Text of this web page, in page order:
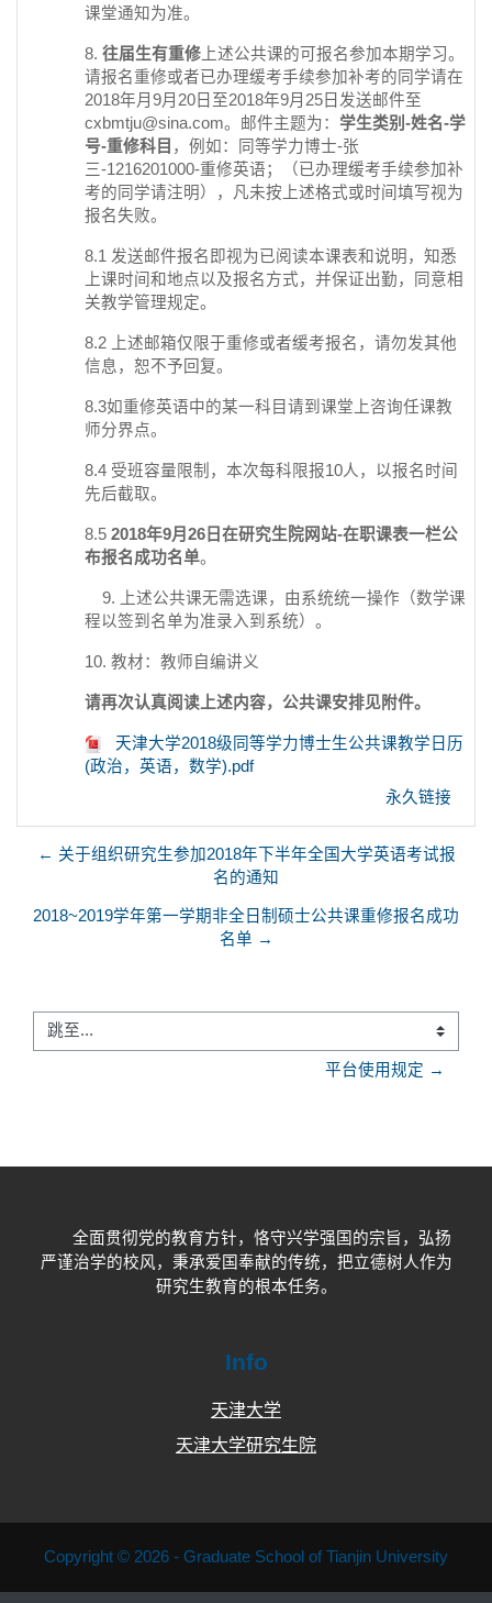
课堂通知为准。
8. 往届生有重修 上述公共课的可报名参加本期学习。
请报名重修或者已办理缓考手续参加补考的同学请在
2018年月9月20日至2018年9月25日发送邮件至
cxbmtju@sina.com。邮件主题为： 学生类别-姓名-学
号-重修科目 ，例如：同等学力博士-张
三-1216201000-重修英语；（已办理缓考手续参加补
考的同学请注明），凡未按上述格式或时间填写视为
报名失败。
8.1 发送邮件报名即视为已阅读本课表和说明，知悉
上课时间和地点以及报名方式，并保证出勤，同意相
关教学管理规定。
8.2 上述邮箱仅限于重修或者缓考报名，请勿发其他
信息，恕不予回复。
8.3如重修英语中的某一科目请到课堂上咨询任课教
师分界点。
8.4 受班容量限制，本次每科限报10人，以报名时间
先后截取。
8.5 2018年9月26日在研究生院网站-在职课表一栏公
布报名成功名单。
9. 上述公共课无需选课，由系统统一操作（数学课
程以签到名单为准录入到系统）。
10. 教材：教师自编讲义
请再次认真阅读上述内容，公共课安排见附件。
天津大学2018级同等学力博士生公共课教学日历
(政治，英语，数学).pdf
永久链接
← 关于组织研究生参加2018年下半年全国大学英语考试报
名的通知
2018~2019学年第一学期非全日制硕士公共课重修报名成功
名单 →
跳至...
平台使用规定 →
全面贯彻党的教育方针，恪守兴学强国的宗旨，弘扬
严谨治学的校风，秉承爱国奉献的传统，把立德树人作为
研究生教育的根本任务。
Info
天津大学
天津大学研究生院
Copyright © 2026 - Graduate School of Tianjin University